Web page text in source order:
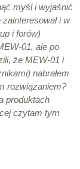
myśl i wyjaśnić
i w
i forów)
01, ale po
że MEW-01 i
nabrałem
rozwiązaniem?
produktach
czytam tym